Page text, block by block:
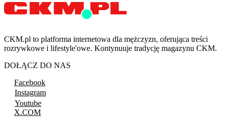
CKM.pl to platforma internetowa dla mężczyzn, oferująca treści
rozrywkowe i lifestyle'owe. Kontynuuje tradycję magazynu CKM.
DOŁĄCZ DO NAS
Facebook
Instagram
Youtube
X.COM